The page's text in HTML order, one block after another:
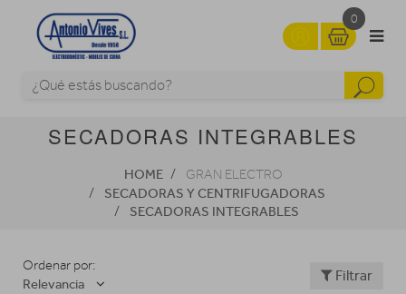
0
SECADORAS INTEGRABLES
HOME GRAN ELECTRO
SECADORAS Y CENTRIFUGADORAS
SECADORAS INTEGRABLES
Ordenar por:
Relevancia
Filtrar